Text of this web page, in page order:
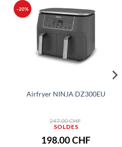
-20%
Airfryer NINJA DZ300EU
247.00CHF
était :
247.00 CHF.
198.00CHF